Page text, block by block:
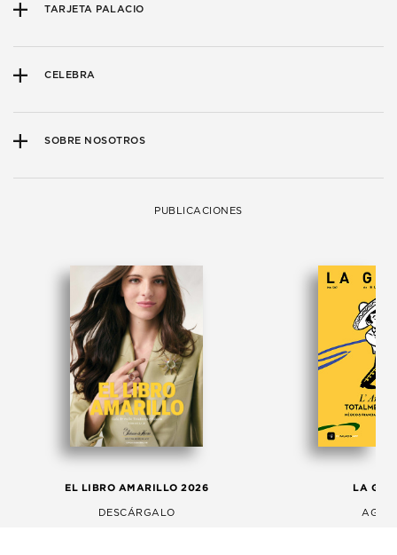
TARJETA PALACIO
CELEBRA
SOBRE NOSOTROS
PUBLICACIONES
EL LIBRO AMARILLO 2026
DESCÁRGALO
LA